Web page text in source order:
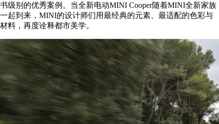
书级别的优秀案例。当全新电动MINI Cooper随着MINI全新家族
一起到来，MINI的设计师们用最经典的元素、最适配的色彩与
材料，再度诠释都市美学。